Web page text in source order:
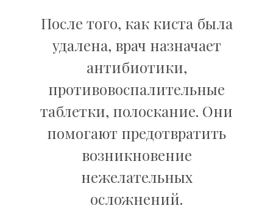
После того, как киста была
удалена, врач назначает
антибиотики,
противовоспалительные
таблетки, полоскание. Они
помогают предотвратить
возникновение
нежелательных
осложнений.